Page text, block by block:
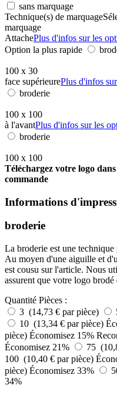
sans marquage
Technique(s) de marquage
marquage
AttachePlus d'infos sur les
Option la plus rapide
100 x 30
face supérieurePlus d'infos
broderie
100 x 100
à l'avantPlus d'infos sur les
broderie
100 x 100
Téléchargez votre logo
commande
Informations
broderie
La broderie est une
Au moyen d'une aiguille et
est cousu sur l'article. Nous
assurent que votre logo brodé
Quantité Pièces :
3 (14,73 € par pièce)
10 (13,34 € par pièce)
pièce) Économisez 15%
Économisez 21%
75
100 (10,40 € par pièce)
pièce) Économisez 33%
34%